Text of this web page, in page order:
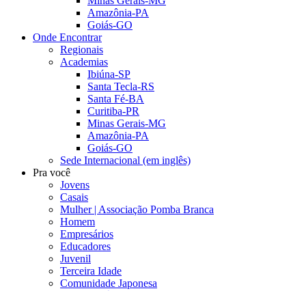
Amazônia-PA
Goiás-GO
Onde Encontrar
Regionais
Academias
Ibiúna-SP
Santa Tecla-RS
Santa Fé-BA
Curitiba-PR
Minas Gerais-MG
Amazônia-PA
Goiás-GO
Sede Internacional (em inglês)
Pra você
Jovens
Casais
Mulher | Associação Pomba Branca
Homem
Empresários
Educadores
Juvenil
Terceira Idade
Comunidade Japonesa